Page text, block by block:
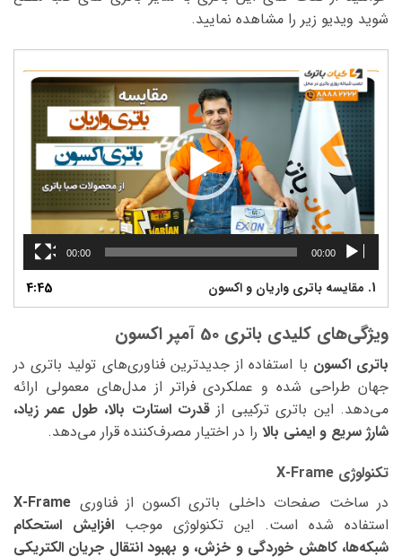
شوید ویدیو زیر را مشاهده نمایید.
نمایشگر
ویدیو
00:00
00:00
1. مقایسه باتری واریان و اکسون 4:45
ویژگی‌های کلیدی باتری 50 آمپر اکسون
باتری اکسون با استفاده از جدیدترین فناوری‌های تولید باتری در
جهان طراحی شده و عملکردی فراتر از مدل‌های معمولی ارائه
می‌دهد. این باتری ترکیبی از قدرت استارت بالا، طول عمر زیاد،
شارژ سریع و ایمنی بالا را در اختیار مصرف‌کننده قرار می‌دهد.
تکنولوژی X-Frame
در ساخت صفحات داخلی باتری اکسون از فناوری X-Frame
استفاده شده است. این تکنولوژی موجب افزایش استحکام
شبکه‌ها، کاهش خوردگی و خزش، و بهبود انتقال جریان الکتریکی